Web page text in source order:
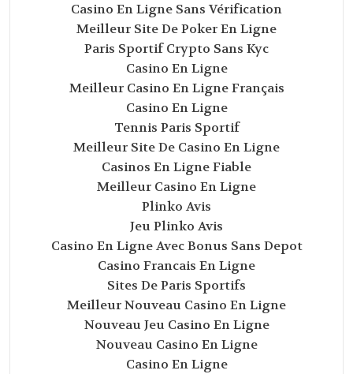
Casino En Ligne Sans Vérification
Meilleur Site De Poker En Ligne
Paris Sportif Crypto Sans Kyc
Casino En Ligne
Meilleur Casino En Ligne Français
Casino En Ligne
Tennis Paris Sportif
Meilleur Site De Casino En Ligne
Casinos En Ligne Fiable
Meilleur Casino En Ligne
Plinko Avis
Jeu Plinko Avis
Casino En Ligne Avec Bonus Sans Depot
Casino Francais En Ligne
Sites De Paris Sportifs
Meilleur Nouveau Casino En Ligne
Nouveau Jeu Casino En Ligne
Nouveau Casino En Ligne
Casino En Ligne